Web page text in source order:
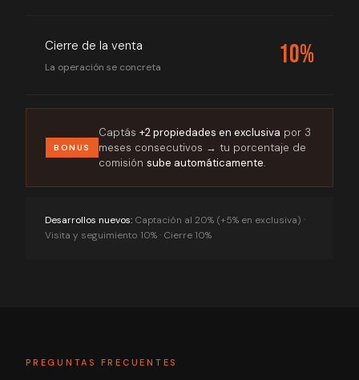
Cierre de la venta
La operación se concreta 10%
BONUS
Captás +2 propiedades en exclusiva por 3
meses consecutivos → tu porcentaje de
comisión sube automáticamente.
Desarrollos nuevos: Captación al 20% (+5% en exclusiva) ·
Visita y seguimiento 10% · Cierre 10%
PREGUNTAS FRECUENTES